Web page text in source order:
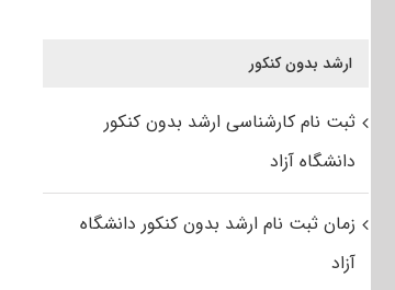
ارشد بدون کنکور
ثبت نام کارشناسی ارشد بدون کنکور
دانشگاه آزاد
زمان ثبت نام ارشد بدون کنکور دانشگاه
آزاد